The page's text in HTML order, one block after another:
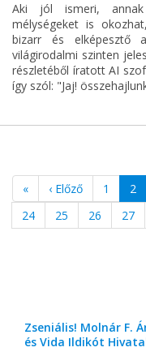
Aki jól ismeri,
mélységeket is
bizarr és elképesztő
világirodalmi szinten
részletéből íratott AI
így szól: "Jaj!
« ‹ Előző 1 2
24
25 26 27
Zseniális! Molnár F.
és Vida Ildikót